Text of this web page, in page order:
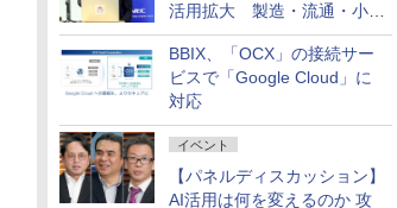
活用拡大 製造・流通・小売
企業・広告代理店などが実装
フェーズへ
BBIX、「OCX」の接続サー
ビスで「Google Cloud」に
対応
イベント
【パネルディスカッション】
AI活用は何を変えるのか 攻